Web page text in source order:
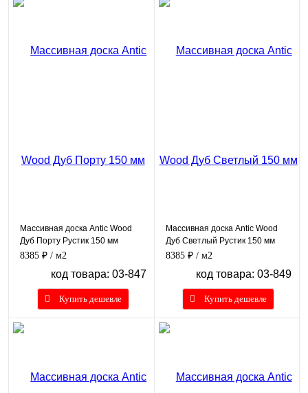
Массивная доска Antic Wood
Дуб Порту Рустик 150 мм
8385 ₽ / м2
код товара: 03-847
Купить дешевле
Массивная доска Antic Wood
Дуб Светлый Рустик 150 мм
8385 ₽ / м2
код товара: 03-849
Купить дешевле